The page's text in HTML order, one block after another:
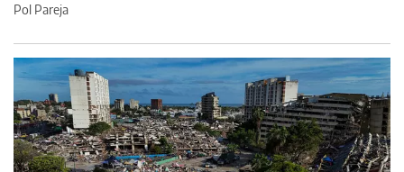
Pol Pareja